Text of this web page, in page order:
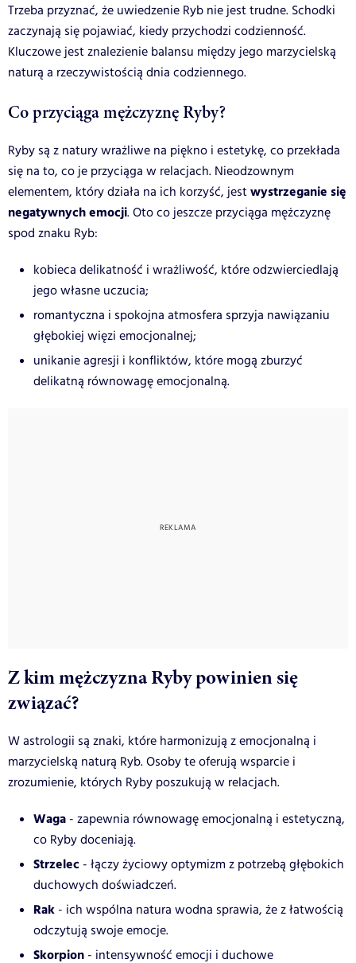
Trzeba przyznać, że uwiedzenie Ryb nie jest trudne. Schodki
zaczynają się pojawiać, kiedy przychodzi codzienność.
Kluczowe jest znalezienie balansu między jego marzycielską
naturą a rzeczywistością dnia codziennego.
Co przyciąga mężczyznę Ryby?
Ryby są z natury wrażliwe na piękno i estetykę, co przekłada
się na to, co je przyciąga w relacjach. Nieodzownym
elementem, który działa na ich korzyść, jestwystrzeganie się
negatywnych emocji. Oto co jeszcze przyciąga mężczyznę
spod znaku Ryb:
kobieca delikatność i wrażliwość, które odzwierciedlają
jego własne uczucia;
romantyczna i spokojna atmosfera sprzyja nawiązaniu
głębokiej więzi emocjonalnej;
unikanie agresji i konfliktów, które mogą zburzyć
delikatną równowagę emocjonalną.
Z kim mężczyzna Ryby powinien się
związać?
W astrologii są znaki, które harmonizują z emocjonalną i
marzycielską naturą Ryb. Osoby te oferują wsparcie i
zrozumienie, których Ryby poszukują w relacjach.
Waga - zapewnia równowagę emocjonalną i estetyczną,
co Ryby doceniają.
Strzelec - łączy życiowy optymizm z potrzebą głębokich
duchowych doświadczeń.
Rak - ich wspólna natura wodna sprawia, że z łatwością
odczytują swoje emocje.
Skorpion - intensywność emocji i duchowe